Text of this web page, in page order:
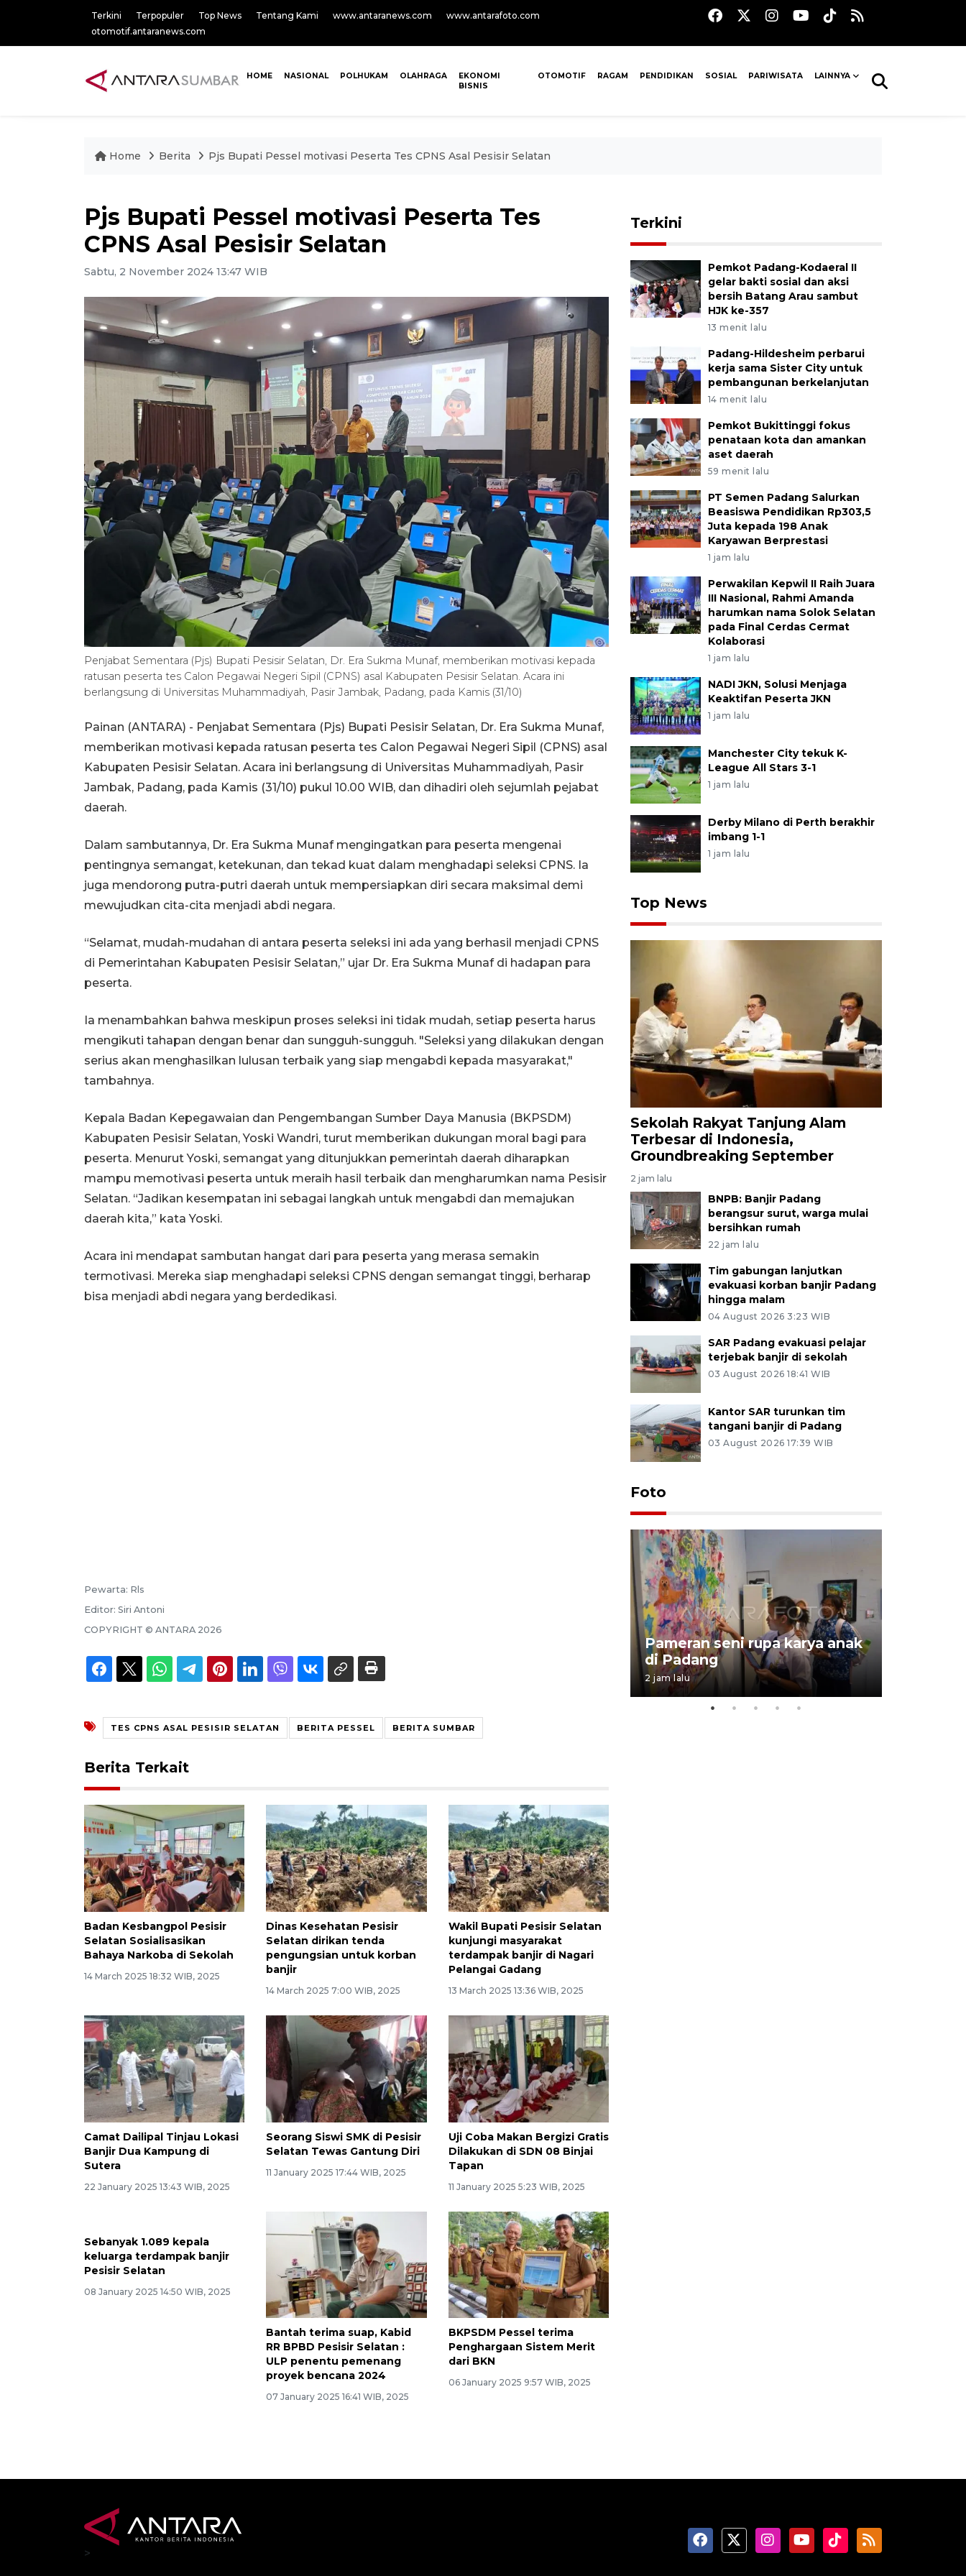
Terkini Terpopuler Top News Tentang Kami www.antaranews.com
www.antarafoto.com
otomotif.antaranews.com
HOME NASIONAL POLHUKAM OLAHRAGA
EKONOMI
BISNIS
OTOMOTIF RAGAM PENDIDIKAN SOSIAL PARIWISATA LAINNYA
Home Berita Pjs Bupati Pessel motivasi Peserta Tes CPNS Asal Pesisir Selatan
Pjs Bupati Pessel motivasi Peserta Tes
CPNS Asal Pesisir Selatan
Sabtu, 2 November 2024 13:47 WIB
Penjabat Sementara (Pjs) Bupati Pesisir Selatan, Dr. Era Sukma Munaf, memberikan motivasi kepada
ratusan peserta tes Calon Pegawai Negeri Sipil (CPNS) asal Kabupaten Pesisir Selatan. Acara ini
berlangsung di Universitas Muhammadiyah, Pasir Jambak, Padang, pada Kamis (31/10)
Painan (ANTARA) - Penjabat Sementara (Pjs) Bupati Pesisir Selatan, Dr. Era Sukma Munaf,
memberikan motivasi kepada ratusan peserta tes Calon Pegawai Negeri Sipil (CPNS) asal
Kabupaten Pesisir Selatan. Acara ini berlangsung di Universitas Muhammadiyah, Pasir
Jambak, Padang, pada Kamis (31/10) pukul 10.00 WIB, dan dihadiri oleh sejumlah pejabat
daerah.
Dalam sambutannya, Dr. Era Sukma Munaf mengingatkan para peserta mengenai
pentingnya semangat, ketekunan, dan tekad kuat dalam menghadapi seleksi CPNS. Ia
juga mendorong putra-putri daerah untuk mempersiapkan diri secara maksimal demi
mewujudkan cita-cita menjadi abdi negara.
“Selamat, mudah-mudahan di antara peserta seleksi ini ada yang berhasil menjadi CPNS
di Pemerintahan Kabupaten Pesisir Selatan,” ujar Dr. Era Sukma Munaf di hadapan para
peserta.
Ia menambahkan bahwa meskipun proses seleksi ini tidak mudah, setiap peserta harus
mengikuti tahapan dengan benar dan sungguh-sungguh. "Seleksi yang dilakukan dengan
serius akan menghasilkan lulusan terbaik yang siap mengabdi kepada masyarakat,"
tambahnya.
Kepala Badan Kepegawaian dan Pengembangan Sumber Daya Manusia (BKPSDM)
Kabupaten Pesisir Selatan, Yoski Wandri, turut memberikan dukungan moral bagi para
peserta. Menurut Yoski, semangat yang ditunjukkan pemerintah daerah diharapkan
mampu memotivasi peserta untuk meraih hasil terbaik dan mengharumkan nama Pesisir
Selatan. “Jadikan kesempatan ini sebagai langkah untuk mengabdi dan memajukan
daerah kita,” kata Yoski.
Acara ini mendapat sambutan hangat dari para peserta yang merasa semakin
termotivasi. Mereka siap menghadapi seleksi CPNS dengan semangat tinggi, berharap
bisa menjadi abdi negara yang berdedikasi.
Pewarta: Rls
Editor: Siri Antoni
COPYRIGHT © ANTARA 2026
TES CPNS ASAL PESISIR SELATAN BERITA PESSEL BERITA SUMBAR
Berita Terkait
Badan Kesbangpol Pesisir
Selatan Sosialisasikan
Bahaya Narkoba di Sekolah
14 March 2025 18:32 WIB, 2025
Dinas Kesehatan Pesisir
Selatan dirikan tenda
pengungsian untuk korban
banjir
14 March 2025 7:00 WIB, 2025
Wakil Bupati Pesisir Selatan
kunjungi masyarakat
terdampak banjir di Nagari
Pelangai Gadang
13 March 2025 13:36 WIB, 2025
Camat Dailipal Tinjau Lokasi
Banjir Dua Kampung di
Sutera
22 January 2025 13:43 WIB, 2025
Seorang Siswi SMK di Pesisir
Selatan Tewas Gantung Diri
11 January 2025 17:44 WIB, 2025
Uji Coba Makan Bergizi Gratis
Dilakukan di SDN 08 Binjai
Tapan
11 January 2025 5:23 WIB, 2025
Sebanyak 1.089 kepala
keluarga terdampak banjir
Pesisir Selatan
08 January 2025 14:50 WIB, 2025
Bantah terima suap, Kabid
RR BPBD Pesisir Selatan :
ULP penentu pemenang
proyek bencana 2024
07 January 2025 16:41 WIB, 2025
BKPSDM Pessel terima
Penghargaan Sistem Merit
dari BKN
06 January 2025 9:57 WIB, 2025
Terkini
Pemkot Padang-Kodaeral II
gelar bakti sosial dan aksi
bersih Batang Arau sambut
HJK ke-357
13 menit lalu
Padang-Hildesheim perbarui
kerja sama Sister City untuk
pembangunan berkelanjutan
14 menit lalu
Pemkot Bukittinggi fokus
penataan kota dan amankan
aset daerah
59 menit lalu
PT Semen Padang Salurkan
Beasiswa Pendidikan Rp303,5
Juta kepada 198 Anak
Karyawan Berprestasi
1 jam lalu
Perwakilan Kepwil II Raih Juara
III Nasional, Rahmi Amanda
harumkan nama Solok Selatan
pada Final Cerdas Cermat
Kolaborasi
1 jam lalu
NADI JKN, Solusi Menjaga
Keaktifan Peserta JKN
1 jam lalu
Manchester City tekuk K-
League All Stars 3-1
1 jam lalu
Derby Milano di Perth berakhir
imbang 1-1
1 jam lalu
Top News
Sekolah Rakyat Tanjung Alam
Terbesar di Indonesia,
Groundbreaking September
2 jam lalu
BNPB: Banjir Padang
berangsur surut, warga mulai
bersihkan rumah
22 jam lalu
Tim gabungan lanjutkan
evakuasi korban banjir Padang
hingga malam
04 August 2026 3:23 WIB
SAR Padang evakuasi pelajar
terjebak banjir di sekolah
03 August 2026 18:41 WIB
Kantor SAR turunkan tim
tangani banjir di Padang
03 August 2026 17:39 WIB
Foto
Pameran seni rupa karya anak
di Padang
2 jam lalu
>